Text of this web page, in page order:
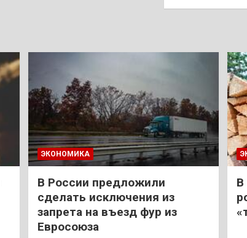
ЭКОНОМИКА
В России предложили
сделать исключения из
запрета на въезд фур из
Евросоюза
В